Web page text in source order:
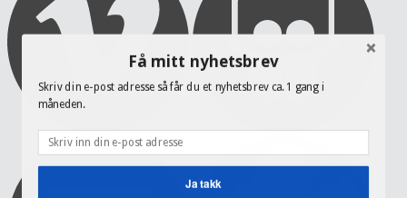
Få mitt nyhetsbrev
Skriv din e-post adresse så får du et nyhetsbrev ca. 1 gang i
måneden.
Ja takk